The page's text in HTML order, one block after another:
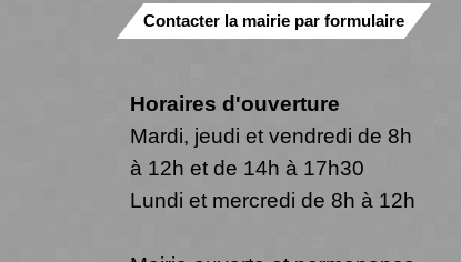
Contacter la mairie par formulaire
Horaires d'ouverture
Mardi, jeudi et vendredi de 8h
à 12h et de 14h à 17h30
Lundi et mercredi de 8h à 12h